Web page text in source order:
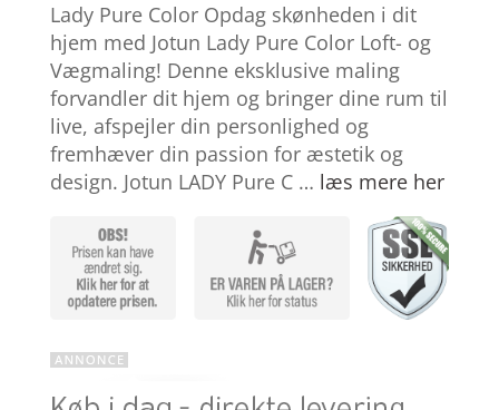
ud af 5
baseret på
kundebedø
mmelser
Lady Pure Color Opdag skønheden i dit
hjem med Jotun Lady Pure Color Loft- og
Vægmaling! Denne eksklusive maling
forvandler dit hjem og bringer dine rum til
live, afspejler din personlighed og
fremhæver din passion for æstetik og
design. Jotun LADY Pure C … læs mere her